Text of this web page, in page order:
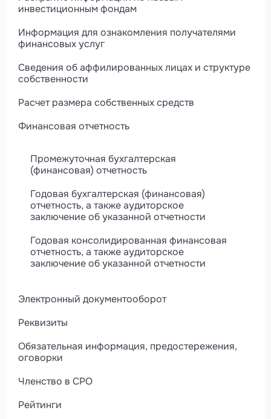
инвестиционным фондам
Информация для ознакомления получателями
финансовых услуг
Сведения об аффилированных лицах и структуре
собственности
Расчет размера собственных средств
Финансовая отчетность
Промежуточная бухгалтерская
(финансовая) отчетность
Годовая бухгалтерская (финансовая)
отчетность, а также аудиторское
заключение об указанной отчетности
Годовая консолидированная финансовая
отчетность, а также аудиторское
заключение об указанной отчетности
Электронный документооборот
Реквизиты
Обязательная информация, предостережения,
оговорки
Членство в СРО
Рейтинги